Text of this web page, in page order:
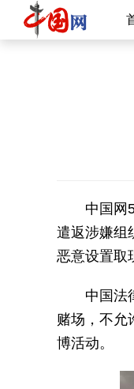
中国网5
遣返涉嫌组
恶意设置取
中国法律
赌场，不允
博活动。